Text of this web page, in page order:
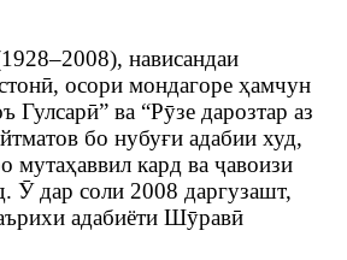
нависандаи
осори мондагоре ҳамчун
Гулсарӣ” ва “Рӯзе дарозтар аз
бо нубуғи адабии худ,
мутаҳаввил кард ва ҷавоизи
Ӯ дар соли 2008 даргузашт,
адабиёти Шӯравӣ